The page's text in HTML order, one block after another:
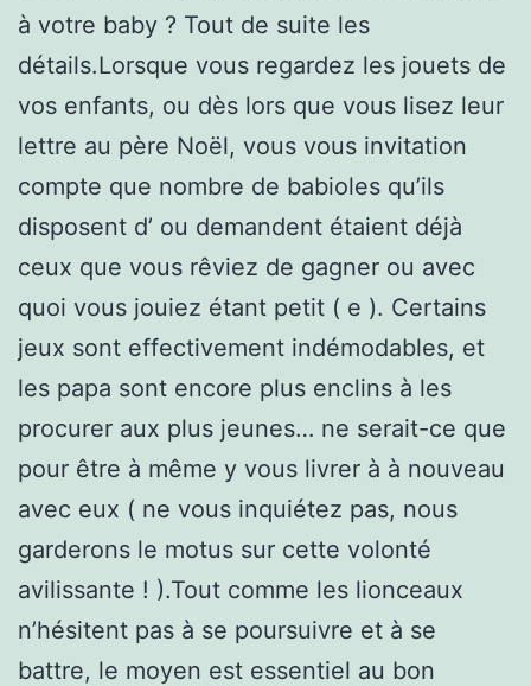
à votre baby ? Tout de suite les
détails.Lorsque vous regardez les jouets de
vos enfants, ou dès lors que vous lisez leur
lettre au père Noël, vous vous invitation
compte que nombre de babioles qu’ils
disposent d’ ou demandent étaient déjà
ceux que vous rêviez de gagner ou avec
quoi vous jouiez étant petit ( e ). Certains
jeux sont effectivement indémodables, et
les papa sont encore plus enclins à les
procurer aux plus jeunes… ne serait-ce que
pour être à même y vous livrer à à nouveau
avec eux ( ne vous inquiétez pas, nous
garderons le motus sur cette volonté
avilissante ! ).Tout comme les lionceaux
n’hésitent pas à se poursuivre et à se
battre, le moyen est essentiel au bon